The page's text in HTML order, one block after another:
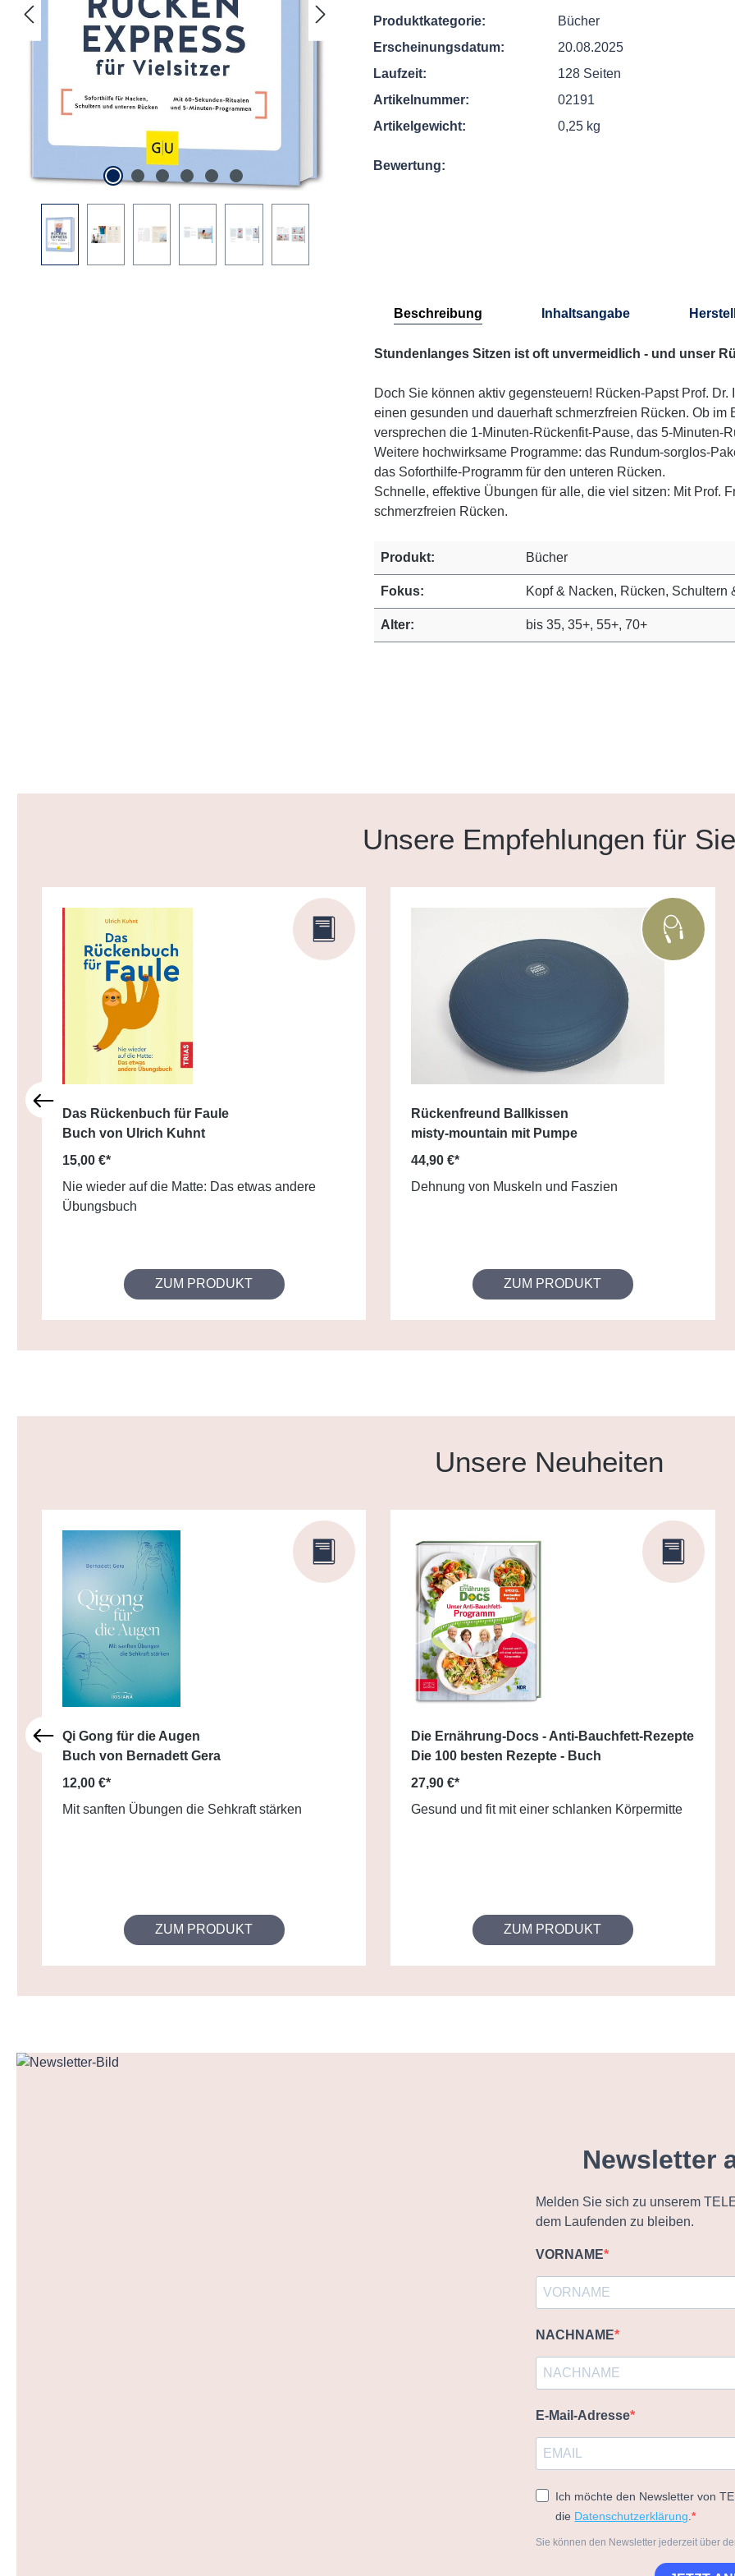
Produktkategorie:
Bücher
Erscheinungsdatum:
20.08.2025
Laufzeit:
128 Seiten
Artikelnummer:
02191
Artikelgewicht:
0,25 kg
Bewertung:
Beschreibung Inhaltsangabe
Stundenlanges Sitzen ist oft unvermeidlich - und unser
Doch Sie können aktiv gegensteuern! Rücken-Papst Prof.
einen gesunden und dauerhaft schmerzfreien Rücken. Ob
versprechen die 1-Minuten-Rückenfit-Pause, das 5-Minuten-
Weitere hochwirksame Programme: das Rundum-sorglos-
das Soforthilfe-Programm für den unteren Rücken.
Schnelle, effektive Übungen für alle, die viel sitzen: Mit Prof.
schmerzfreien Rücken.
Produkt: Bücher
Fokus: Kopf & Nacken, Rücken, Schultern
Alter: bis 35, 35+, 55+, 70+
Unsere Empfehlungen für Sie
Das Rückenbuch für Faule
Buch von Ulrich Kuhnt
15,00 €*
Nie wieder auf die Matte: Das etwas andere
Übungsbuch
ZUM PRODUKT
Rückenfreund Ballkissen
misty-mountain mit Pumpe
44,90 €*
Dehnung von Muskeln und Faszien
ZUM PRODUKT
Unsere Neuheiten
Qi Gong für die Augen
Buch von Bernadett Gera
12,00 €*
Mit sanften Übungen die Sehkraft stärken
ZUM PRODUKT
Die Ernährung-Docs - Anti-Bauchfett-Rezepte
Die 100 besten Rezepte - Buch
27,90 €*
Gesund und fit mit einer schlanken Körpermitte
ZUM PRODUKT
Newsletter
Melden Sie sich zu unserem
dem Laufenden zu bleiben.
VORNAME
NACHNAME
E-Mail-Adresse
Ich möchte den Newsletter von
die Datenschutzerklärung .
Sie können den Newsletter jederzeit über